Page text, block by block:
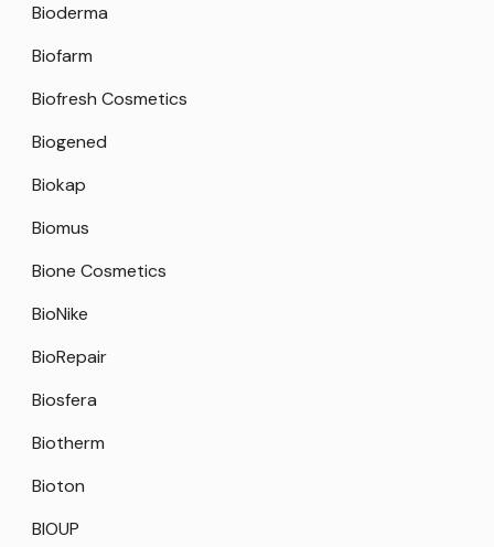
Bioderma
Biofarm
Biofresh Cosmetics
Biogened
Biokap
Biomus
Bione Cosmetics
BioNike
BioRepair
Biosfera
Biotherm
Bioton
BIOUP